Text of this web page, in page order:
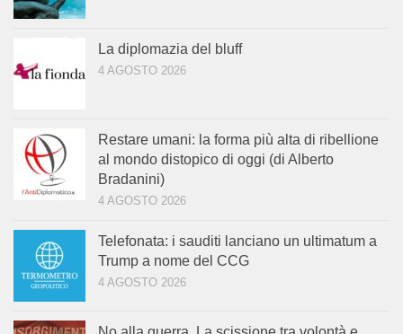
La diplomazia del bluff
4 AGOSTO 2026
Restare umani: la forma più alta di ribellione
al mondo distopico di oggi (di Alberto
Bradanini)
4 AGOSTO 2026
Telefonata: i sauditi lanciano un ultimatum a
Trump a nome del CCG
4 AGOSTO 2026